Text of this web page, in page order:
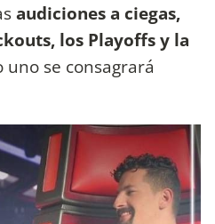
audiciones a ciegas,
los Playoffs y la
uno se consagrará